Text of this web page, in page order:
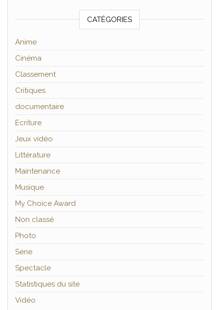
CATÉGORIES
Anime
Cinéma
Classement
Critiques
documentaire
Ecriture
Jeux vidéo
Littérature
Maintenance
Musique
My Choice Award
Non classé
Photo
Série
Spectacle
Statistiques du site
Vidéo